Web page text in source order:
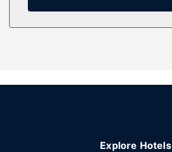
lokalopkald.
Ejendomsfacilitet
Explore Hotels